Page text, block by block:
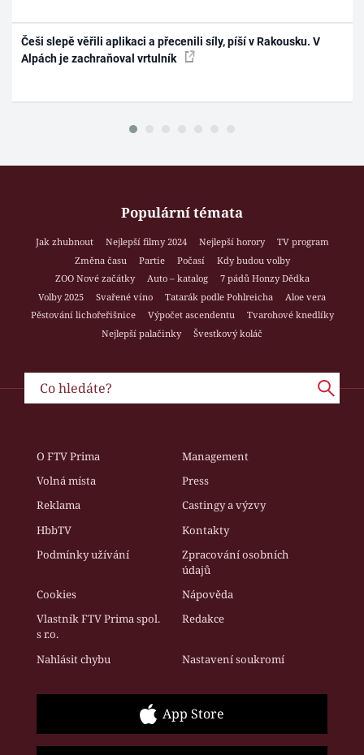
Češi slepě věřili aplikaci a přecenili síly, píší v Rakousku. V
Alpách je zachraňoval vrtulník
Populární témata
Jak zhubnout Nejlepší filmy 2024 Nejlepší horory
TV program
Změna času
Partie Počasí
Kdy budou volby
ZOO Nové začátky
Auto – katalog
7 pádů Honzy Dědka
Volby 2025
Svařené víno Tatarák podle Pohlreicha
Aloe vera
Pěstování lichořeřišnice
Výpočet ascendentu
Tvarohové knedlíky
Nejlepší palačinky
Švestkový koláč
O FTV Prima
Management
Volná místa
Press
Reklama
Castingy a výzvy
HbbTV
Kontakty
Podmínky užívání
Zpracování osobních
údajů
Cookies
Nápověda
Vlastník FTV Prima spol.
s r.o.
Redakce
Nahlásit chybu Nastavení soukromí
App Store